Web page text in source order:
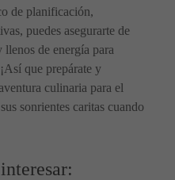
de planificación,
puedes asegurarte de
llenos de energía para
que prepárate y
culinaria para el
sonrientes caritas cuando